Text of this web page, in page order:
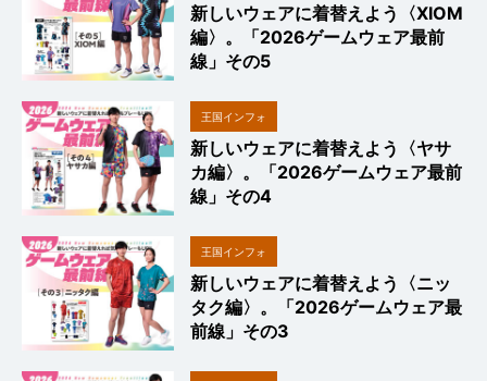
新しいウェアに着替えよう〈XIOM
編〉。「2026ゲームウェア最前
線」その5
王国インフォ
新しいウェアに着替えよう〈ヤサ
カ編〉。「2026ゲームウェア最前
線」その4
王国インフォ
新しいウェアに着替えよう〈ニッ
タク編〉。「2026ゲームウェア最
前線」その3